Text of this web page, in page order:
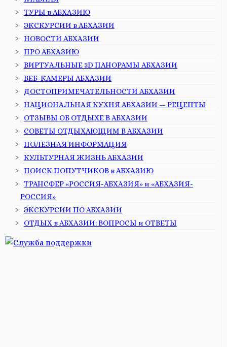
ТУРЫ в АБХАЗИЮ
ЭКСКУРСИИ в АБХАЗИИ
НОВОСТИ АБХАЗИИ
ПРО АБХАЗИЮ
ВИРТУАЛЬНЫЕ 3D ПАНОРАМЫ АБХАЗИИ
ВЕБ-КАМЕРЫ АБХАЗИИ
ДОСТОПРИМЕЧАТЕЛЬНОСТИ АБХАЗИИ
НАЦИОНАЛЬНАЯ КУХНЯ АБХАЗИИ — РЕЦЕПТЫ
ОТЗЫВЫ ОБ ОТДЫХЕ В АБХАЗИИ
СОВЕТЫ ОТДЫХАЮЩИМ В АБХАЗИИ
ПОЛЕЗНАЯ ИНФОРМАЦИЯ
КУЛЬТУРНАЯ ЖИЗНЬ АБХАЗИИ
ПОИСК ПОПУТЧИКОВ в АБХАЗИЮ
ТРАНСФЕР «РОССИЯ-АБХАЗИЯ» и «АБХАЗИЯ-
РОССИЯ»
ЭКСКУРСИИ ПО АБХАЗИИ
ОТДЫХ в АБХАЗИИ: ВОПРОСЫ и ОТВЕТЫ